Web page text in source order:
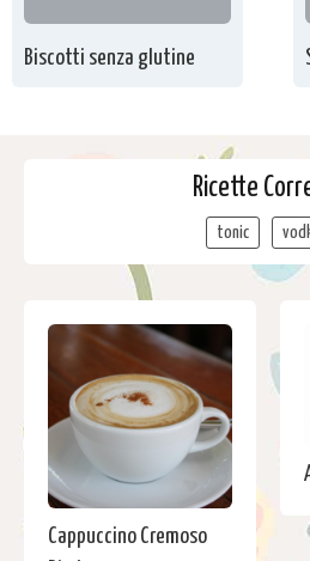
Biscotti senza glutine
Ricette
tonic
Cappuccino Cremoso